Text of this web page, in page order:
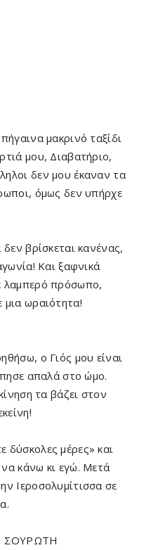
μακρινό ταξίδι
μου, Διαβατήριο,
δεν μου έκαναν τα
όμως δεν υπήρχε
βρίσκεται κανένας,
Και ξαφνικά
λαμπερό πρόσωπο,
μια ωραιότητα!
ο Γιός μου είναι
απαλά στο ώμο.
τα βάζει στον
μέρες» και
κάνω κι εγώ. Μετά
Ιεροσολυμίτισσα σε
ΣΟΥΡΩΤΗ